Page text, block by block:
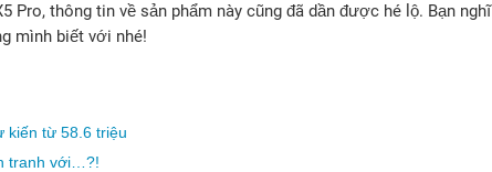
thông tin về sản phẩm này cũng đã dần được hé lộ. Bạn nghĩ
mình biết với nhé!
kiến từ 58.6 triệu
tranh với…?!